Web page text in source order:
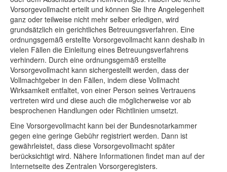
Vorsorgevollmacht erteilt und können Sie Ihre Angelegenheit
ganz oder teilweise nicht mehr selber erledigen, wird
grundsätzlich ein gerichtliches Betreuungsverfahren. Eine
ordnungsgemäß erstellte Vorsorgevollmacht kann deshalb in
vielen Fällen die Einleitung eines Betreuungsverfahrens
verhindern. Durch eine ordnungsgemäß erstellte
Vorsorgevollmacht kann sichergestellt werden, dass der
Vollmachtgeber in den Fällen, indem diese Vollmacht
Wirksamkeit entfaltet, von einer Person seines Vertrauens
vertreten wird und diese auch die möglicherweise vor ab
besprochenen Handlungen oder Richtlinien umsetzt.
Eine Vorsorgevollmacht kann bei der Bundesnotarkammer
gegen eine geringe Gebühr registriert werden. Dann ist
gewährleistet, dass diese Vorsorgevollmacht später
berücksichtigt wird. Nähere Informationen findet man auf der
Internetseite des Zentralen Vorsorgeregisters.